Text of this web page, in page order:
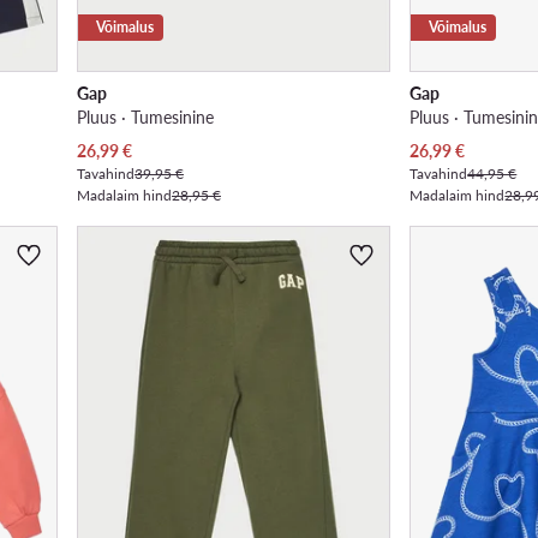
Võimalus
Gap
Pluus · Tumesinine
Praegune hind
26,99€
Tavahind39,95 €
Madalaim hind28,95 €
Võimalus
Gap
Pluus ·
Praegune hind
26,99€
Tavahind44,95 €
Madalaim hind